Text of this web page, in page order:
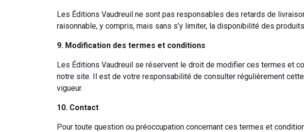
Les Éditions Vaudreuil ne sont pas responsables des retards de
raisonnable, y compris, mais sans s’y limiter, la disponibilité des
9. Modification des termes et conditions
Les Éditions Vaudreuil se réservent le droit de modifier ces termes et
notre site. Il est de votre responsabilité de consulter régulièrement
vigueur.
10. Contact
Pour toute question ou préoccupation concernant ces termes et